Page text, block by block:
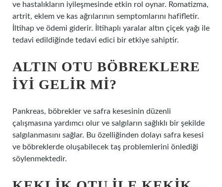
ve hastalıkların iyileşmesinde etkin rol oynar. Romatizma,
artrit, eklem ve kas ağrılarının semptomlarını hafifletir.
İltihap ve ödemi giderir. İltihaplı yaralar altın çiçek yağı ile
tedavi edildiğinde tedavi edici bir etkiye sahiptir.
ALTIN OTU BÖBREKLERE
IYI GELIR MI?
Pankreas, böbrekler ve safra kesesinin düzenli
çalışmasına yardımcı olur ve salgıların sağlıklı bir şekilde
salgılanmasını sağlar. Bu özelliğinden dolayı safra kesesi
ve böbreklerde oluşabilecek taş problemlerini önlediği
söylenmektedir.